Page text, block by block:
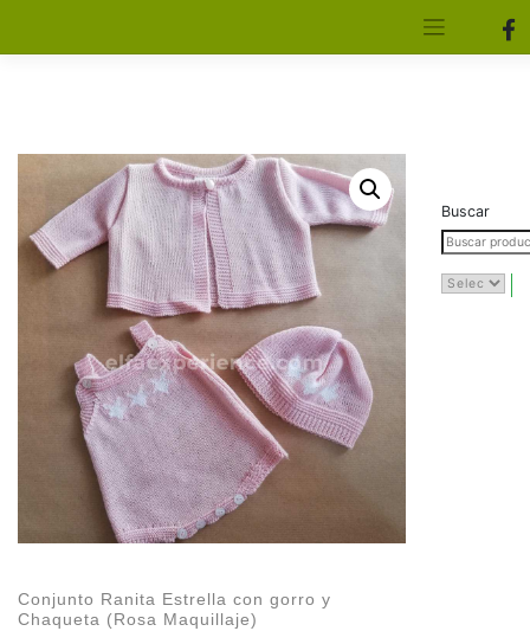
Conjunto Ranita Estrella con gorro y
Chaqueta (Rosa Maquillaje)
Buscar